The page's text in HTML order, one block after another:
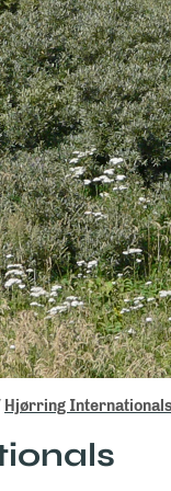
Hjørring